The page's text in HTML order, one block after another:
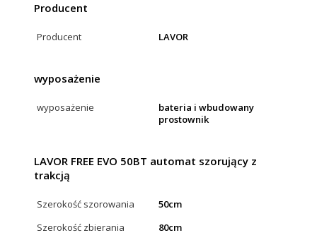
Producent
Producent LAVOR
wyposażenie
wyposażenie
bateria i wbudowany
prostownik
LAVOR FREE EVO 50BT automat szorujący z
trakcją
Szerokość szorowania
50cm
Szerokość zbierania
80cm